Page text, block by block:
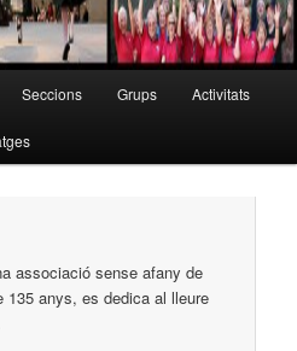
Seccions Grups Activitats
associació sense afany de
anys, es dedica al lleure